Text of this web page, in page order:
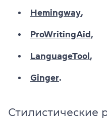
Hemingway,
ProWritingAid ,
LanguageTool ,
Ginger.
Стилистические